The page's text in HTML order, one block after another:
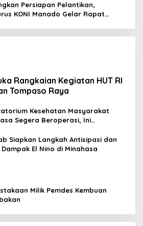
Persiapan Pelantikan,
KONI Manado Gelar Rapat
Rangkaian Kegiatan HUT RI
Tompaso Raya
Kesehatan Masyarakat
Segera Beroperasi, Ini
Siapkan Langkah Antisipasi dan
El Nino di Minahasa
Milik Pemdes Kembuan